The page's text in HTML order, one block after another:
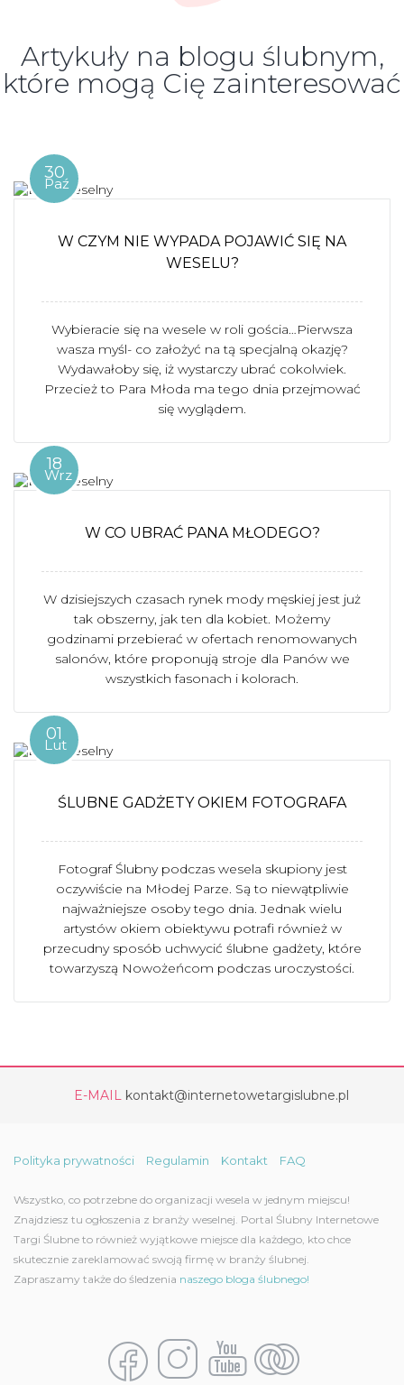
Artykuły na blogu ślubnym,
które mogą Cię zainteresować
30
Paź
W CZYM NIE WYPADA POJAWIĆ SIĘ NA
WESELU?
Wybieracie się na wesele w roli gościa…Pierwsza
wasza myśl- co założyć na tą specjalną okazję?
Wydawałoby się, iż wystarczy ubrać cokolwiek.
Przecież to Para Młoda ma tego dnia przejmować
się wyglądem.
18
Wrz
W CO UBRAĆ PANA MŁODEGO?
W dzisiejszych czasach rynek mody męskiej jest już
tak obszerny, jak ten dla kobiet. Możemy
godzinami przebierać w ofertach renomowanych
salonów, które proponują stroje dla Panów we
wszystkich fasonach i kolorach.
01
Lut
ŚLUBNE GADŻETY OKIEM FOTOGRAFA
Fotograf Ślubny podczas wesela skupiony jest
oczywiście na Młodej Parze. Są to niewątpliwie
najważniejsze osoby tego dnia. Jednak wielu
artystów okiem obiektywu potrafi również w
przecudny sposób uchwycić ślubne gadżety, które
towarzyszą Nowożeńcom podczas uroczystości.
E-MAIL kontakt@internetowetargislubne.pl
Polityka prywatności Regulamin Kontakt FAQ
Wszystko, co potrzebne do organizacji wesela w jednym miejscu!
Znajdziesz tu ogłoszenia z branży weselnej. Portal Ślubny Internetowe
Targi Ślubne to również wyjątkowe miejsce dla każdego, kto chce
skutecznie zareklamować swoją firmę w branży ślubnej.
Zapraszamy także do śledzenia naszego bloga ślubnego!